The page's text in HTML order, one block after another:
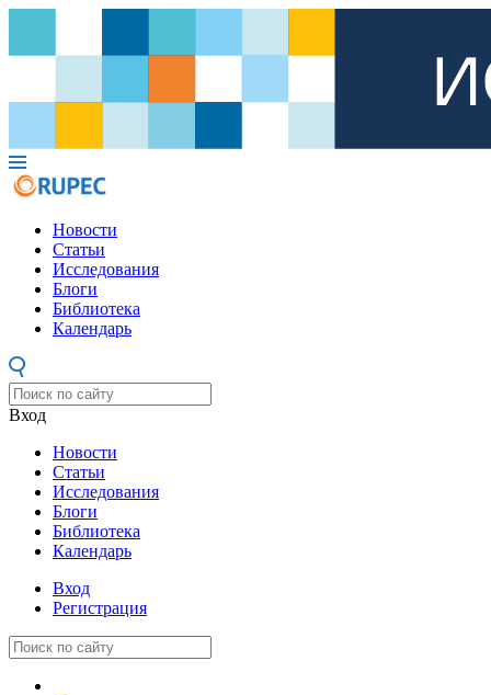
Новости
Статьи
Исследования
Блоги
Библиотека
Календарь
Вход
Новости
Статьи
Исследования
Блоги
Библиотека
Календарь
Вход
Регистрация